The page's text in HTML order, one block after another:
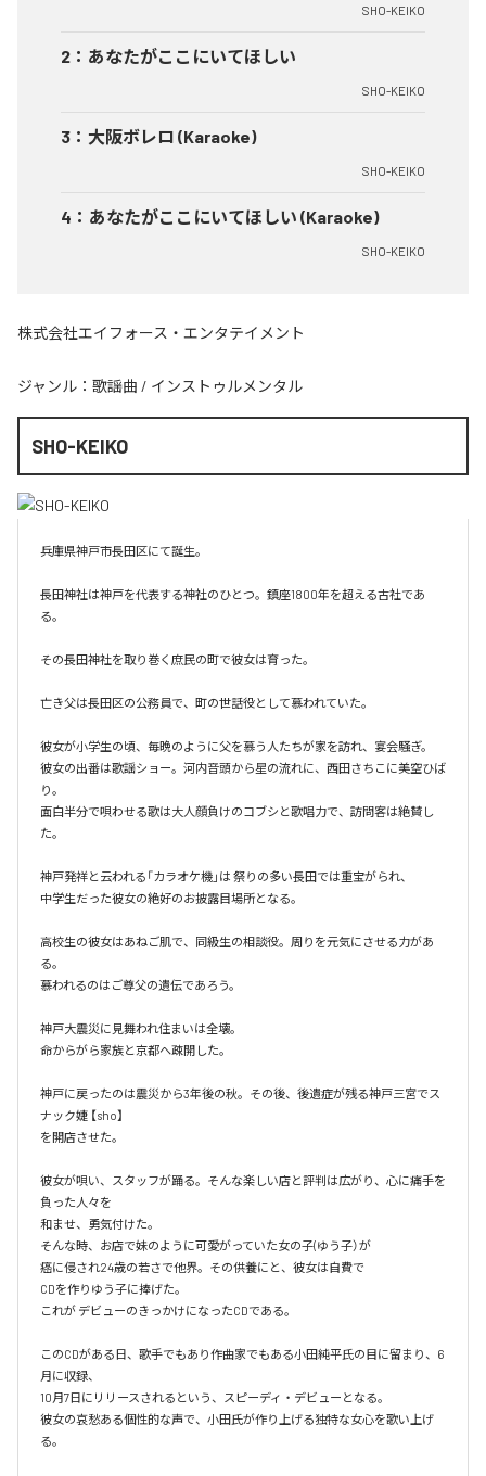
SHO-KEIKO
2 ： あなたがここにいてほしい
SHO-KEIKO
3 ： 大阪ボレロ (Karaoke)
SHO-KEIKO
4 ： あなたがここにいてほしい (Karaoke)
SHO-KEIKO
株式会社エイフォース・エンタテイメント
ジャンル： 歌謡曲 / インストゥルメンタル
SHO-KEIKO
兵庫県神戸市長田区にて誕生。
長田神社は神戸を代表する神社のひとつ。鎮座1800年を超える古社であ
る。
その長田神社を取り巻く庶民の町で彼女は育った。
亡き父は長田区の公務員で、町の世話役として慕われていた。
彼女が小学生の頃、毎晩のように父を慕う人たちが家を訪れ、宴会騒ぎ。
彼女の出番は歌謡ショー。河内音頭から星の流れに、西田さちこに美空ひば
り。
面白半分で唄わせる歌は大人顔負けのコブシと歌唱力で、訪問客は絶賛し
た。
神戸発祥と云われる「カラオケ機｣は 祭りの多い長田では重宝がられ、
中学生だった彼女の絶好のお披露目場所となる。
高校生の彼女はあねご肌で、同級生の相談役。周りを元気にさせる力があ
る。
慕われるのはご尊父の遺伝であろう。
神戸大震災に見舞われ住まいは全壊。
命からがら家族と京都へ疎開した。
神戸に戻ったのは震災から3年後の秋。その後、後遺症が残る神戸三宮でス
ナック婕 【sho】
を開店させた。
彼女が唄い、スタッフが踊る。そんな楽しい店と評判は広がり、心に痛手を
負った人々を
和ませ、勇気付けた。
そんな時、お店で妹のように可愛がっていた女の子(ゆう子）が
癌に侵され24歳の若さで他界。その供養にと、彼女は自費で
CDを作りゆう子に捧げた。
これが デビューのきっかけになったCDである。
このCDがある日、歌手でもあり作曲家でもある小田純平氏の目に留まり、6
月に収録、
10月7日にリリースされるという、スピーディ・デビューとなる。
彼女の哀愁ある個性的な声で、小田氏が作り上げる独特な女心を歌い上げ
る。